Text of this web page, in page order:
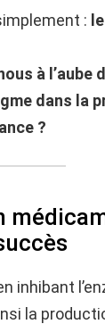
:
à l’aube
dans la
?
inhibant
la